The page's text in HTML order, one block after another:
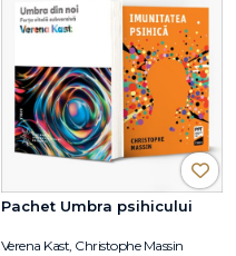
Pachet Umbra psihicului
Verena Kast, Christophe Massin